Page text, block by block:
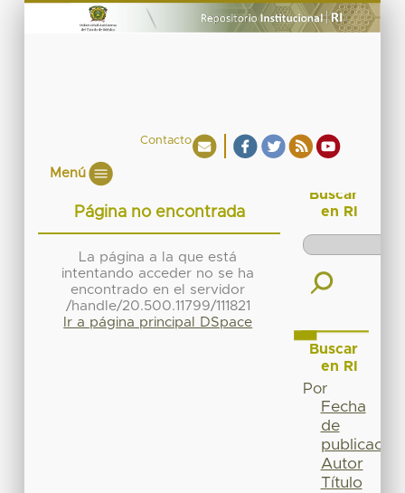
Contacto
Menú
Página no encontrada
La página a la que está
intentando acceder no se ha
encontrado en el servidor
/handle/20.500.11799/111821
Ir a página principal DSpace
Buscar
en RI
Buscar
en RI
Por
Fecha
de
publicación
Autor
Título